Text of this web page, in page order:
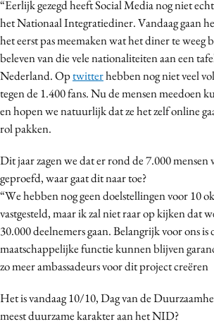
“Eerlijk gezegd heeft Social Media nog niet
het Nationaal Integratiediner. Vandaag gaan
het eerst pas meemaken wat het diner te weeg
beleven van die vele nationaliteiten aan een
Nederland. Optwitterhebben nog niet veel
tegen de 1.400 fans. Nu de mensen meedoen
en hopen we natuurlijk dat ze het zelf online
rol pakken.
Dit jaar zagen we dat er rond de 7.000
geproefd, waar gaat dit naar toe?
“We hebben nog geen doelstellingen voor 10
vastgesteld, maar ik zal niet raar op kijken dat
30.000 deelnemers gaan. Belangrijk voor ons is
maatschappelijke functie kunnen blijven
zo meer ambassadeurs voor dit project creëren
Het is vandaag 10/10, Dag van de
meest duurzame karakter aan het NID?